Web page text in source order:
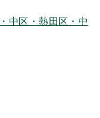
中区・熱田区・中